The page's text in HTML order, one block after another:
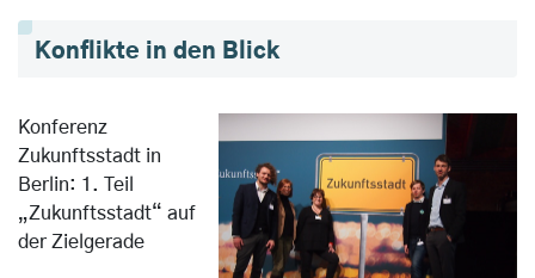
Konflikte in den Blick
Konferenz
Zukunftsstadt in
Berlin: 1. Teil
„Zukunftsstadt“ auf
der Zielgerade